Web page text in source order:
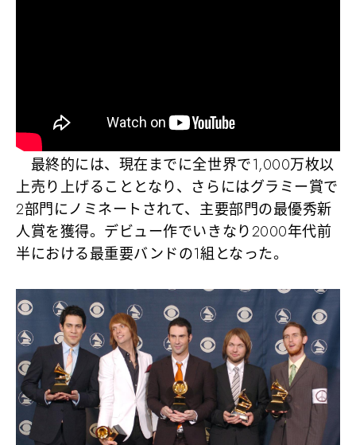
最終的には、現在までに全世界で1,000万枚以
上売り上げることとなり、さらにはグラミー賞で
2部門にノミネートされて、主要部門の最優秀新
人賞を獲得。デビュー作でいきなり2000年代前
半における最重要バンドの1組となった。